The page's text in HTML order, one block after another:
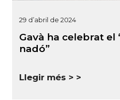
29 d’abril de 2024
Gavà ha celebrat el
nadó”
Llegir més >